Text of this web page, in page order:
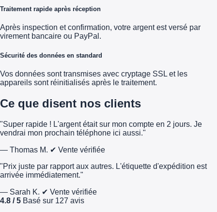
Traitement rapide après réception
Après inspection et confirmation, votre argent est versé par
virement bancaire ou PayPal.
Sécurité des données en standard
Vos données sont transmises avec cryptage SSL et les
appareils sont réinitialisés après le traitement.
Ce que disent nos clients
"Super rapide ! L'argent était sur mon compte en 2 jours. Je
vendrai mon prochain téléphone ici aussi."
— Thomas M. ✔ Vente vérifiée
"Prix juste par rapport aux autres. L'étiquette d'expédition est
arrivée immédiatement."
— Sarah K. ✔ Vente vérifiée
4.8 / 5 Basé sur 127 avis